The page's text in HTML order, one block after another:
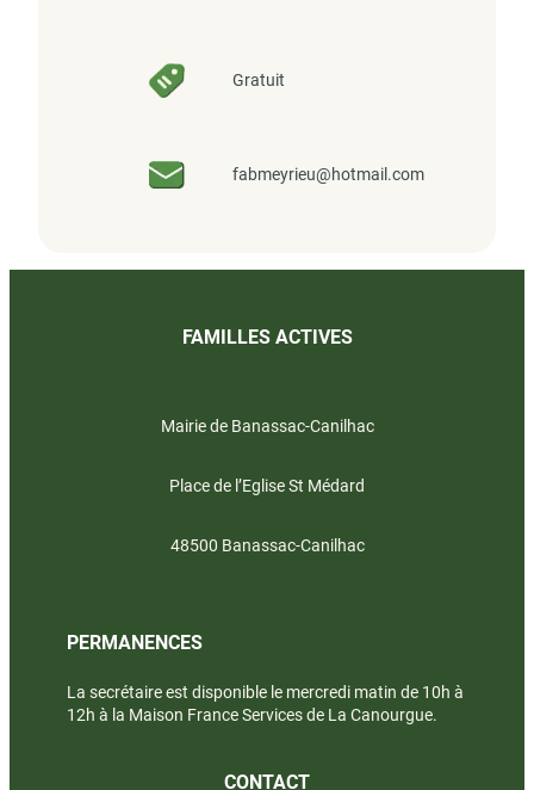
Gratuit
fabmeyrieu@hotmail.com
FAMILLES ACTIVES
Mairie de Banassac-Canilhac
Place de l’Eglise St Médard
48500 Banassac-Canilhac
PERMANENCES
La secrétaire est disponible le mercredi matin de 10h à
12h à la Maison France Services de La Canourgue.
CONTACT